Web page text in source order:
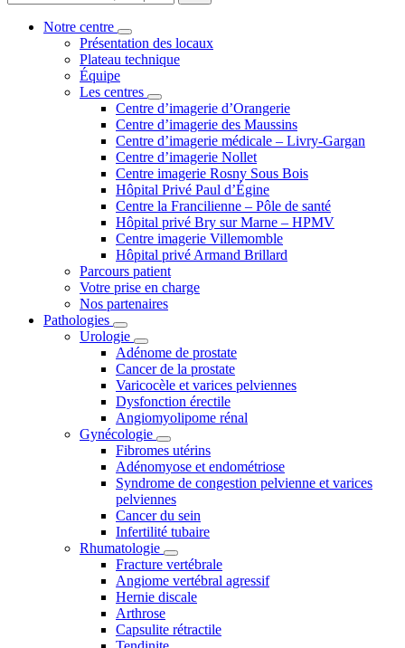
Notre centre
Présentation des locaux
Plateau technique
Équipe
Les centres
Centre d’imagerie d’Orangerie
Centre d’imagerie des Maussins
Centre d’imagerie médicale – Livry-Gargan
Centre d’imagerie Nollet
Centre imagerie Rosny Sous Bois
Hôpital Privé Paul d’Égine
Centre la Francilienne – Pôle de santé
Hôpital privé Bry sur Marne – HPMV
Centre imagerie Villemomble
Hôpital privé Armand Brillard
Parcours patient
Votre prise en charge
Nos partenaires
Pathologies
Urologie
Adénome de prostate
Cancer de la prostate
Varicocèle et varices pelviennes
Dysfonction érectile
Angiomyolipome rénal
Gynécologie
Fibromes utérins
Adénomyose et endométriose
Syndrome de congestion pelvienne et varices
pelviennes
Cancer du sein
Infertilité tubaire
Rhumatologie
Fracture vertébrale
Angiome vertébral agressif
Hernie discale
Arthrose
Capsulite rétractile